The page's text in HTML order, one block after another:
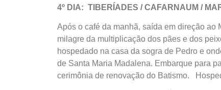
4º DIA: TIBERÍADES / CAFARNAUM /
Após o café da manhã, saída em direção ao
milagre da multiplicação dos pães e dos
hospedado na casa da sogra de Pedro e
de Santa Maria Madalena. Embarque para
cerimônia de renovação do Batismo.